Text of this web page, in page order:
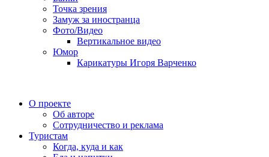
Точка зрения
Замуж за иностранца
Фото/Видео
Вертикальное видео
Юмор
Карикатуры Игоря Варченко
О проекте
Об авторе
Сотрудничество и реклама
Туристам
Когда, куда и как